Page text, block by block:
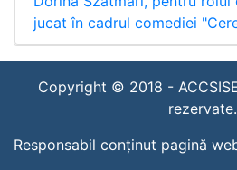
jucat în cadrul comediei
Copyright © 2018 -
rezervate.
Responsabil conținut pagină